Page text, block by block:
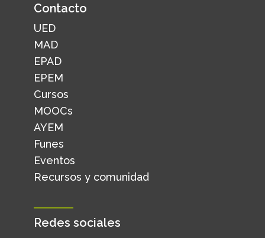
Contacto
UED
MAD
EPAD
EPEM
Cursos
MOOCs
AYEM
Funes
Eventos
Recursos y comunidad
Redes sociales